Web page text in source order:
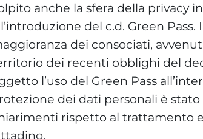
anche la sfera della privacy
del c.d. Green
dei consociati,
dei recenti obblighi del
l’uso del Green Pass
dei dati personali è
rispetto al trattamento